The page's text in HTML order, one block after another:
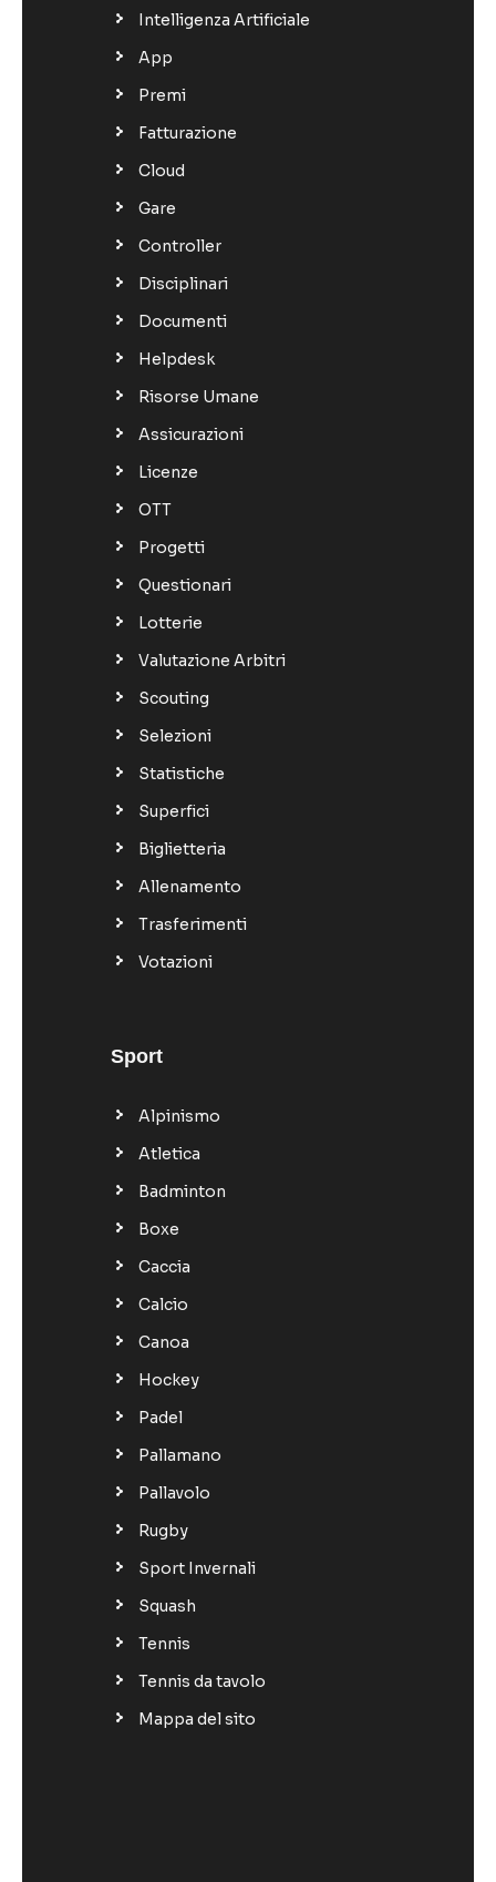
Intelligenza Artificiale
App
Premi
Fatturazione
Cloud
Gare
Controller
Disciplinari
Documenti
Helpdesk
Risorse Umane
Assicurazioni
Licenze
OTT
Progetti
Questionari
Lotterie
Valutazione Arbitri
Scouting
Selezioni
Statistiche
Superfici
Biglietteria
Allenamento
Trasferimenti
Votazioni
Sport
Alpinismo
Atletica
Badminton
Boxe
Caccia
Calcio
Canoa
Hockey
Padel
Pallamano
Pallavolo
Rugby
Sport Invernali
Squash
Tennis
Tennis da tavolo
Mappa del sito